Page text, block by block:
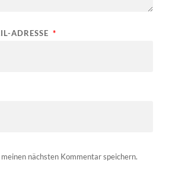
ADRESSE *
nächsten Kommentar speichern.